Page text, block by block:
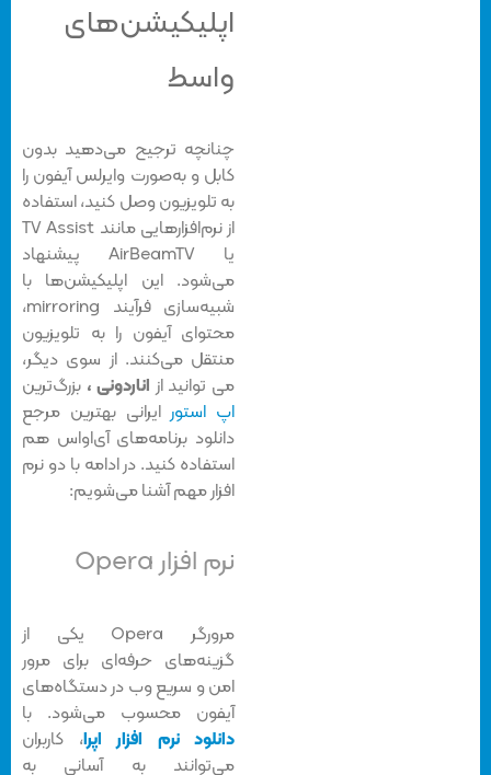
اپلیکیشن‌های
واسط
چنانچه ترجیح می‌دهید بدون
کابل و به‌صورت وایرلس آیفون را
به تلویزیون وصل کنید، استفاده
از نرم‌افزارهایی مانند TV Assist
یا AirBeamTV پیشنهاد
می‌شود. این اپلیکیشن‌ها با
شبیه‌سازی فرآیند mirroring،
محتوای آیفون را به تلویزیون
منتقل می‌کنند. از سوی دیگر،
می توانید ازاناردونی ،بزرگ‌ترین
اپ استورایرانی بهترین مرجع
دانلودبرنامه‌های آی‌او‌اس هم
استفاده کنید. در ادامه با دو نرم
افزار مهم آشنا می‌شویم:
نرم افزار Opera
مرورگر Opera یکی از
گزینه‌های حرفه‌ای برای مرور
امن و سریع وب در دستگاه‌های
آیفون محسوب می‌شود. با
دانلود نرم افزار اپرا، کاربران
می‌توانند به آسانی به